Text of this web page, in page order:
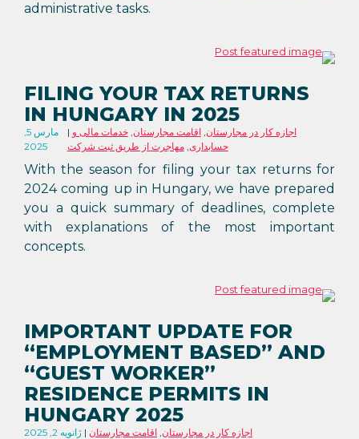
administrative tasks.
FILING YOUR TAX RETURNS
IN HUNGARY IN 2025
مارس 5,
2025
اجازه کار در مجارستان,اقامت مجارستان,خدمات مالی و
حسابداری,مهاجرت از طریق ثبت شرکت
With the season for filing your tax returns for
2024 coming up in Hungary, we have prepared
you a quick summary of deadlines, complete
with explanations of the most important
concepts.
IMPORTANT UPDATE FOR
“EMPLOYMENT BASED” AND
“GUEST WORKER”
RESIDENCE PERMITS IN
HUNGARY 2025
ژانویه 2, 2025 اجازه کار در مجارستان, اقامت مجارستان